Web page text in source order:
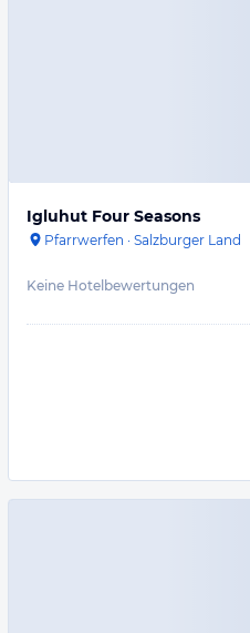
Igluhut Four Seasons
Pfarrwerfen · Salzburger Land
Keine Hotelbewertungen